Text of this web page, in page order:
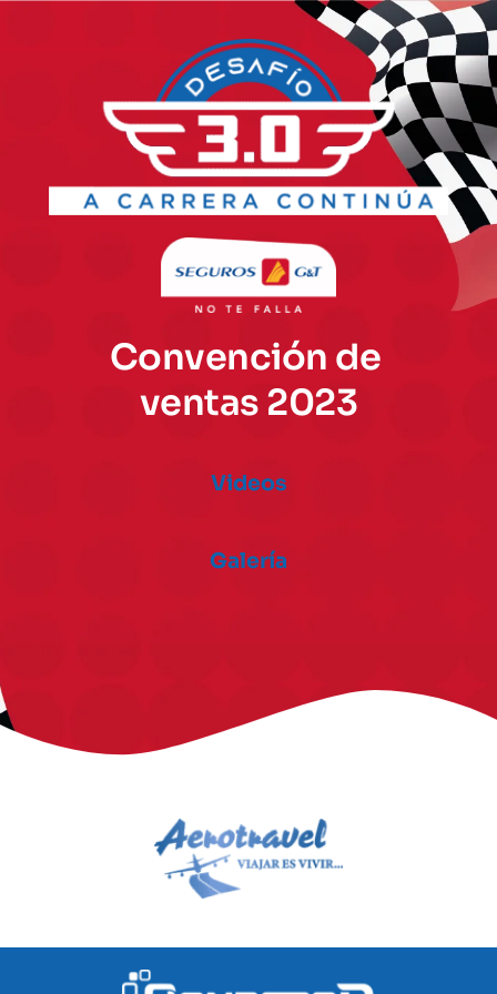
Convención de
ventas 2023
Videos
Galería